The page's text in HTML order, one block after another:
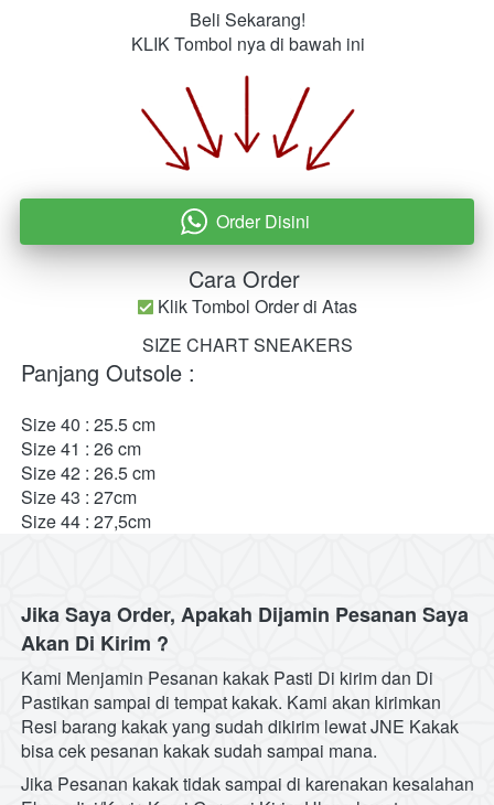
Beli Sekarang!
KLIK Tombol nya di bawah ini
` Order Disini
Cara Order
Klik Tombol Order di Atas
SIZE CHART SNEAKERS
Size 43 : 27cm
Size 44 : 27,5cm
Jika Saya Order, Apakah Dijamin Pesanan Saya
Akan Di Kirim ?
Kami Menjamin Pesanan kakak Pasti Di kirim dan Di
Pastikan sampai di tempat kakak. Kami akan kirimkan
Resi barang kakak yang sudah dikirim lewat JNE Kakak
bisa cek pesanan kakak sudah sampai mana.
Jika Pesanan kakak tidak sampai di karenakan kesalahan